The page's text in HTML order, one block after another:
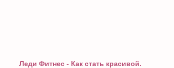
Леди Фитнес - Как стать красивой.